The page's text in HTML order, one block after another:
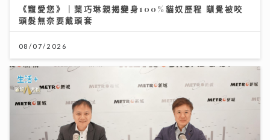
《寵愛您》｜葉巧琳親揭變身100%貓奴歷程 瞓覺被咬
頭髮無奈要戴頭套
08/07/2026